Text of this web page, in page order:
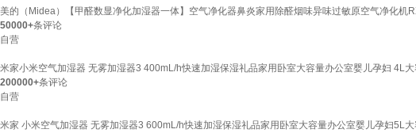
美的（Midea）【甲醛数显净化加湿器一体】空气净化器鼻炎家用除醛烟味异味过敏原空气净化机
50000+条评论
自营
米家小米空气加湿器 无雾加湿器3 400mL/h快速加湿保湿礼品家用卧室大容量办公室婴儿孕妇 4L
200000+条评论
自营
米家 小米空气加湿器 无雾加湿器3 600mL/h快速加湿保湿礼品家用卧室大容量办公室婴儿孕妇5L